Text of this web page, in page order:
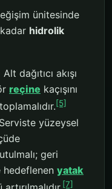
ünitesinde
kadar hidrolik
Alt dağıtıcı akışı
reçine kaçışını
[5]
Serviste yüzeysel
geri
hedeflenen yatak
[7]